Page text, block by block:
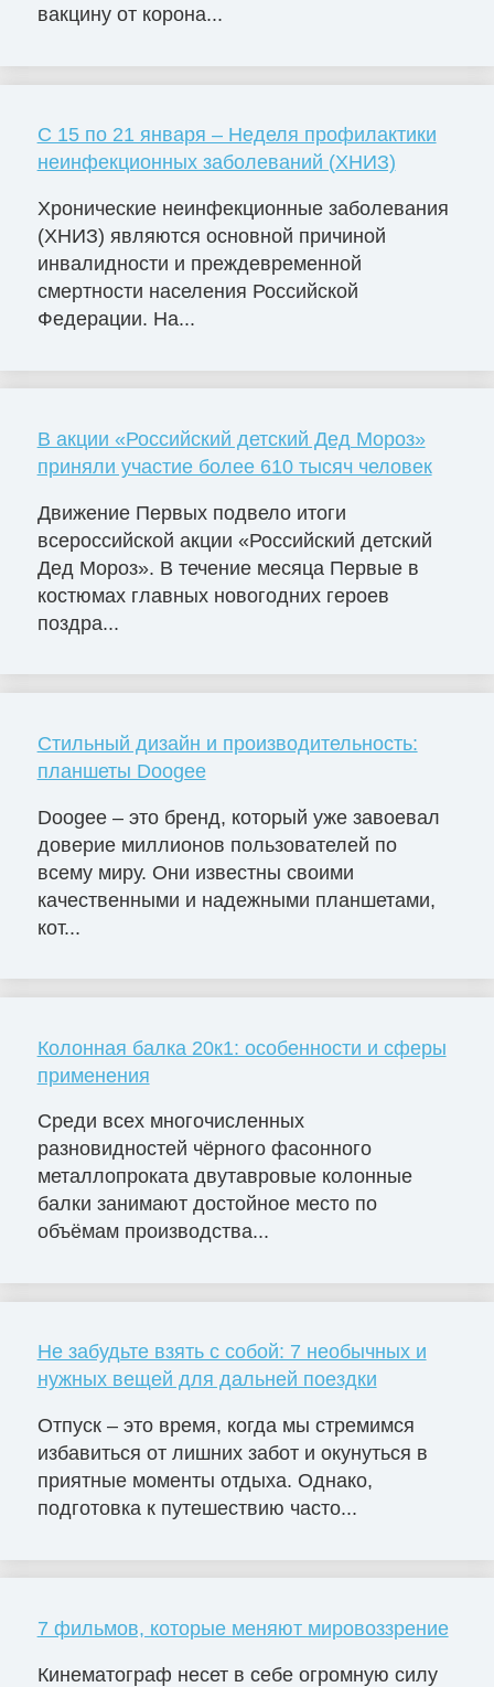
вакцину от корона...
С 15 по 21 января – Неделя профилактики
неинфекционных заболеваний (ХНИЗ)
Хронические неинфекционные заболевания
(ХНИЗ) являются основной причиной
инвалидности и преждевременной
смертности населения Российской
Федерации. На...
В акции «Российский детский Дед Мороз»
приняли участие более 610 тысяч человек
Движение Первых подвело итоги
всероссийской акции «Российский детский
Дед Мороз». В течение месяца Первые в
костюмах главных новогодних героев
поздра...
Стильный дизайн и производительность:
планшеты Doogee
Doogee – это бренд, который уже завоевал
доверие миллионов пользователей по
всему миру. Они известны своими
качественными и надежными планшетами,
кот...
Колонная балка 20к1: особенности и сферы
применения
Среди всех многочисленных
разновидностей чёрного фасонного
металлопроката двутавровые колонные
балки занимают достойное место по
объёмам производства...
Не забудьте взять с собой: 7 необычных и
нужных вещей для дальней поездки
Отпуск – это время, когда мы стремимся
избавиться от лишних забот и окунуться в
приятные моменты отдыха. Однако,
подготовка к путешествию часто...
7 фильмов, которые меняют мировоззрение
Кинематограф несет в себе огромную силу